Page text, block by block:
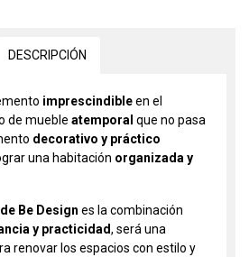
DESCRIPCIÓN
imprescindibleen el
de mueble atemporal que no pasa
decorativo y práctico
una habitación organizada y
Be Design es la combinación
y practicidad, será una
renovar los espacios con estilo y